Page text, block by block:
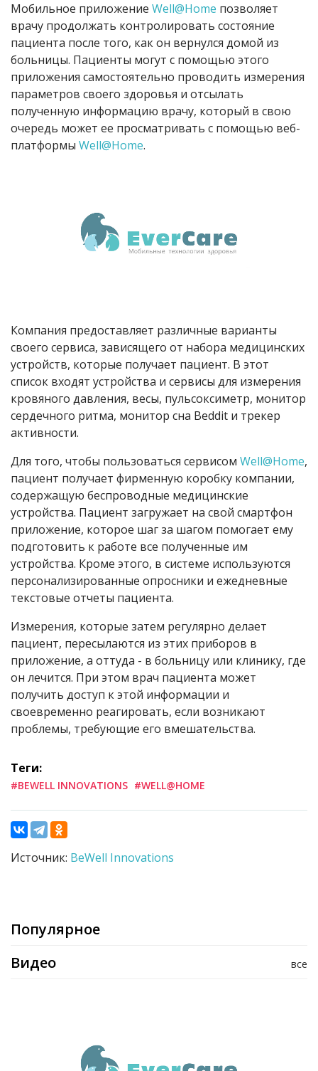
Мобильное приложение Well@Home позволяет
врачу продолжать контролировать состояние
пациента после того, как он вернулся домой из
больницы. Пациенты могут с помощью этого
приложения самостоятельно проводить измерения
параметров своего здоровья и отсылать
полученную информацию врачу, который в свою
очередь может ее просматривать с помощью веб-
платформы Well@Home.
Компания предоставляет различные варианты
своего сервиса, зависящего от набора медицинских
устройств, которые получает пациент. В этот
список входят устройства и сервисы для измерения
кровяного давления, весы, пульсоксиметр, монитор
сердечного ритма, монитор сна Beddit и трекер
активности.
Для того, чтобы пользоваться сервисом Well@Home,
пациент получает фирменную коробку компании,
содержащую беспроводные медицинские
устройства. Пациент загружает на свой смартфон
приложение, которое шаг за шагом помогает ему
подготовить к работе все полученные им
устройства. Кроме этого, в системе используются
персонализированные опросники и ежедневные
текстовые отчеты пациента.
Измерения, которые затем регулярно делает
пациент, пересылаются из этих приборов в
приложение, а оттуда - в больницу или клинику, где
он лечится. При этом врач пациента может
получить доступ к этой информации и
своевременно реагировать, если возникают
проблемы, требующие его вмешательства.
Теги:
#BEWELL INNOVATIONS #WELL@HOME
Источник: BeWell Innovations
Популярное
все
Видео